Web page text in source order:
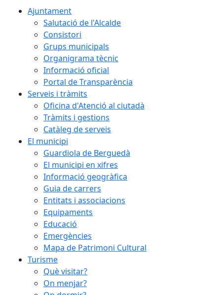
Ajuntament
Salutació de l'Alcalde
Consistori
Grups municipals
Organigrama tècnic
Informació oficial
Portal de Transparència
Serveis i tràmits
Oficina d'Atenció al ciutadà
Tràmits i gestions
Catàleg de serveis
El municipi
Guardiola de Berguedà
El municipi en xifres
Informació geogràfica
Guia de carrers
Entitats i associacions
Equipaments
Educació
Emergències
Mapa de Patrimoni Cultural
Turisme
Què visitar?
On menjar?